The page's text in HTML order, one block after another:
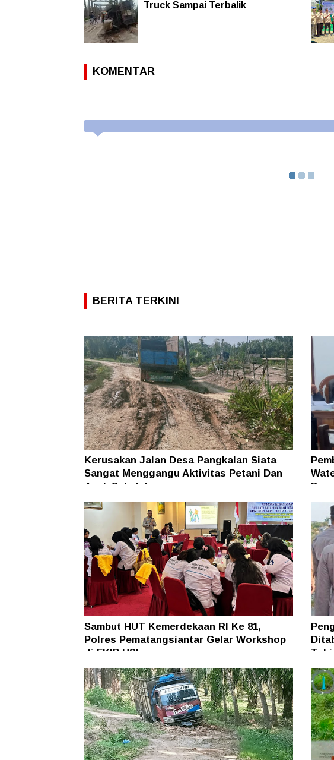
Truck Sampai Terbalik
KOMENTAR
BERITA TERKINI
Kerusakan Jalan Desa Pangkalan Siata
Sangat Menggangu Aktivitas Petani Dan
Anak Sekolah
Sambut HUT Kemerdekaan RI Ke 81,
Polres Pematangsiantar Gelar Workshop
di FKIP USI